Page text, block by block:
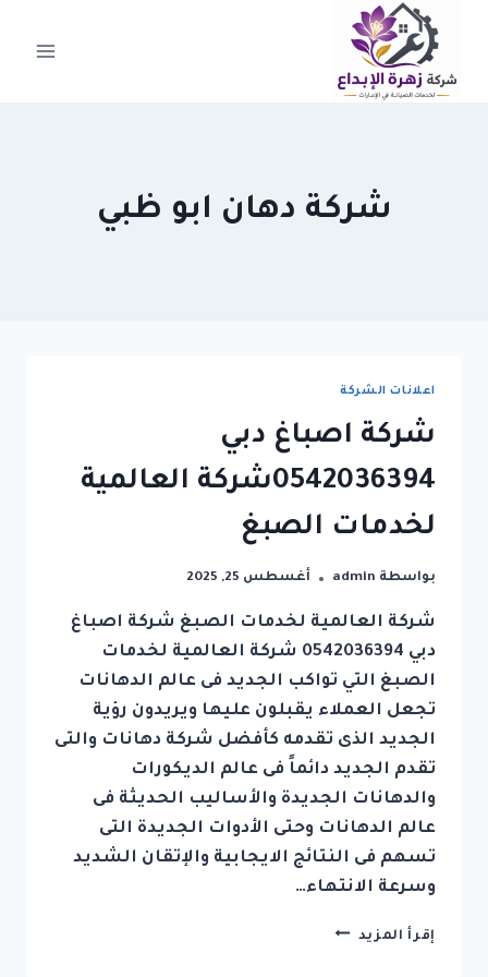
التجاوز
المحتوى
شركة دهان ابو ظبي
اعلانات الشركة
شركة اصباغ دبي
0542036394شركة العالمية
لخدمات الصبغ
بواسطة admin أغسطس 25, 2025
شركة العالمية لخدمات الصبغ شركة اصباغ
دبي 0542036394 شركة العالمية لخدمات
الصبغ التي تواكب الجديد فى عالم الدهانات
تجعل العملاء يقبلون عليها ويريدون رؤية
الجديد الذى تقدمه كأفضل شركة دهانات والتى
تقدم الجديد دائماً فى عالم الديكورات
والدهانات الجديدة والأساليب الحديثة فى
عالم الدهانات وحتى الأدوات الجديدة التى
تسهم فى النتائج الايجابية والإتقان الشديد
وسرعة الانتهاء…
إقرأ المزيد شركة